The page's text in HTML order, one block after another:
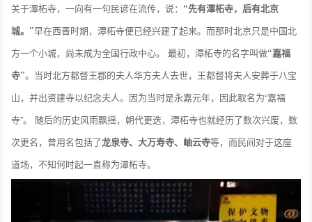
关于潭柘寺，一向有一句民谚在流传，说： “先有潭柘寺，后有北京
城。”早在西晋时期，潭柘寺便已经兴建了起来。而那时北京只是中国北
方一个小城，尚未成为全国行政中心。 最初，潭柘寺的名字叫做“嘉福
寺”。当时北方都督王郡的夫人华方夫人去世，王都督将夫人安葬于八宝
山，并出资建寺以纪念夫人。因为当时是永嘉元年，因此取名为“嘉福
寺”。 随后的历史风雨飘摇，朝代更迭，潭柘寺也就经历了数次兴废，数
次更名，曾用名包括了龙泉寺、大万寿寺、岫云寺等，而民间对于这座
道场，不知何时起一直称为潭柘寺。